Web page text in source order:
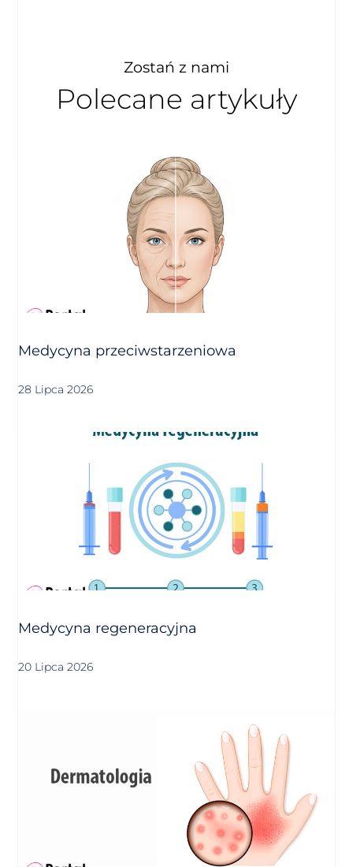
Zostań z nami
Polecane artykuły
Medycyna przeciwstarzeniowa
28 Lipca 2026
Medycyna regeneracyjna
20 Lipca 2026